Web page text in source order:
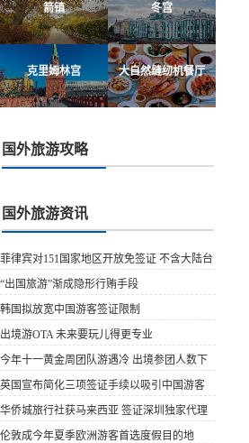
箭镇 冬宫
克里姆林宫 大自然缝纫机餐厅
国外旅游攻略
国外旅游资讯
菲律宾对151国家地区开放免签证 不含大陆台
湾
“出国旅游”渐成隐形行贿手段
韩国拟放宽中国游客签证限制
出境游OTA 未来要玩儿得更专业
今年十一黄金周团队游遇冷 出境参团人数下
降明显
英国宣布简化三项签证手续以吸引中国游客
华侨城旅行社获马来西亚 签证深圳独家代理
权
伦敦成今年夏季欧洲游客首选度假目的地